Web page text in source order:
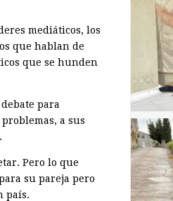
mediáticos, los
que hablan de
que se hunden
para
a sus
Pero lo que
su pareja pero
país.